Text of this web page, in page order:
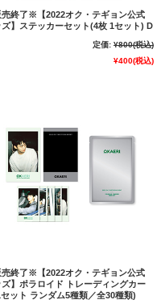
終了※【2022オク・テギョン公式
ズ】ステッカーセット(4枚 1セット) D
定価: ¥800(税込)
¥400(税込)
終了※【2022オク・テギョン公式
ズ】ポラロイド トレーディングカー
セット ランダム5種類／全30種類)